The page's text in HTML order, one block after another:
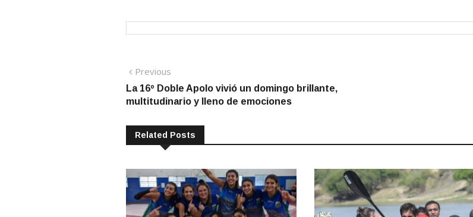
Navegación
de
Previous
post:
La 16º Doble Apolo vivió un domingo brillante,
multitudinario y lleno de emociones
Related Posts